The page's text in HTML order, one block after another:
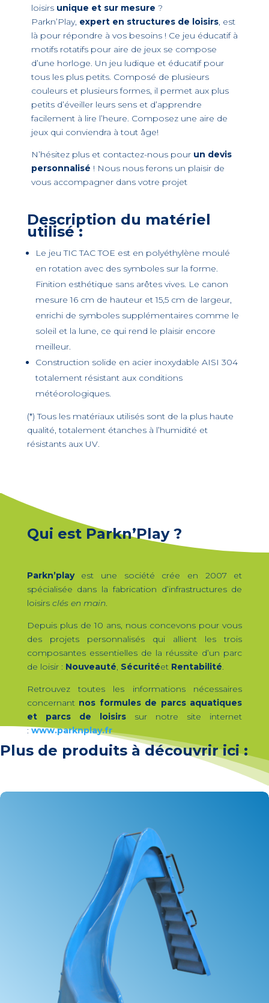
loisirs unique et sur mesure ?
Parkn’Play, expert en structures de loisirs, est
là pour répondre à vos besoins ! Ce jeu éducatif à
motifs rotatifs pour aire de jeux se compose
d’une horloge. Un jeu ludique et éducatif pour
tous les plus petits. Composé de plusieurs
couleurs et plusieurs formes, il permet aux plus
petits d’éveiller leurs sens et d’apprendre
facilement à lire l’heure. Composez une aire de
jeux qui conviendra à tout âge!
N’hésitez plus et contactez-nous pour un devis
personnalisé ! Nous nous ferons un plaisir de
vous accompagner dans votre projet
Description du matériel
utilisé :
Le jeu TIC TAC TOE est en polyéthylène moulé
en rotation avec des symboles sur la forme.
Finition esthétique sans arêtes vives. Le canon
mesure 16 cm de hauteur et 15,5 cm de largeur,
enrichi de symboles supplémentaires comme le
soleil et la lune, ce qui rend le plaisir encore
meilleur.
Construction solide en acier inoxydable AISI 304
totalement résistant aux conditions
météorologiques.
(*) Tous les matériaux utilisés sont de la plus haute
qualité, totalement étanches à l’humidité et
résistants aux UV.
Qui est Parkn’Play ?
Parkn’play est une société crée en 2007 et
spécialisée dans la fabrication d’infrastructures de
loisirs clés en main.
Depuis plus de 10 ans, nous concevons pour vous
des projets personnalisés qui allient les trois
composantes essentielles de la réussite d’un parc
de loisir : Nouveauté, Sécuritéet Rentabilité.
Retrouvez toutes les informations nécessaires
concernant nos formules de parcs aquatiques
et parcs de loisirs sur notre site internet
:www.parknplay.fr
Plus de produits à découvrir ici :